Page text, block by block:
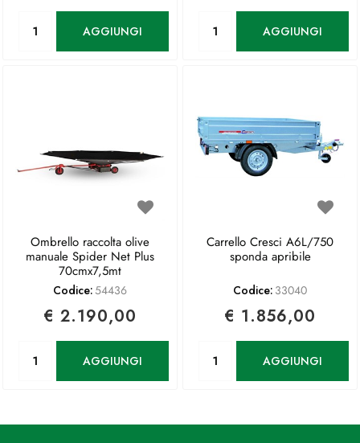
AGGIUNGI AGGIUNGI
Ombrello raccolta olive
manuale Spider Net Plus
70cmx7,5mt
Codice:54436
€ 2.190,00
AGGIUNGI
Carrello Cresci A6L/750
sponda apribile
Codice: 33040
€ 1.856,00
AGGIUNGI